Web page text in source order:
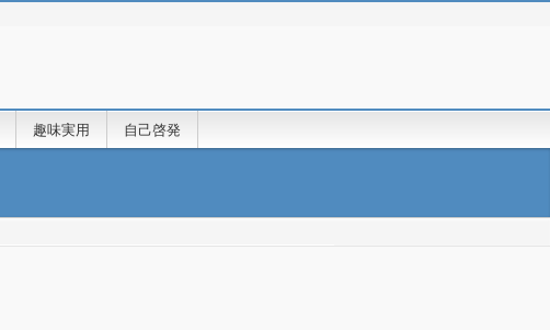
趣味実用 自己啓発